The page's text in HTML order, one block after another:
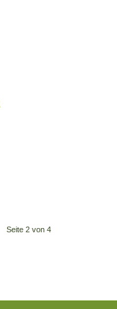
Seite 2 von 4